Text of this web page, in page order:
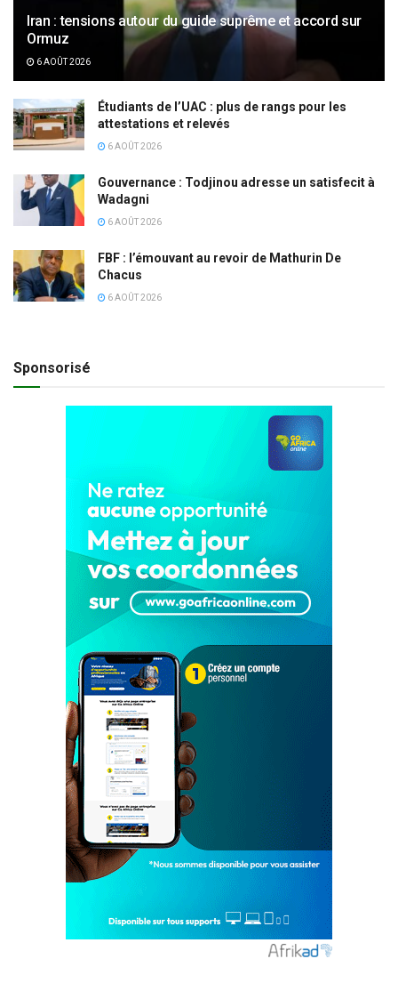
Iran : tensions autour du guide suprême et accord sur
Ormuz
6 AOÛT 2026
Étudiants de l’UAC : plus de rangs pour les
attestations et relevés
6 AOÛT 2026
Gouvernance : Todjinou adresse un satisfecit à
Wadagni
6 AOÛT 2026
FBF : l’émouvant au revoir de Mathurin De
Chacus
6 AOÛT 2026
Sponsorisé